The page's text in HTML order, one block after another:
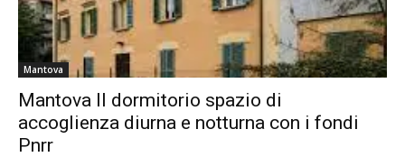
Mantova
Mantova Il dormitorio spazio di
accoglienza diurna e notturna con i fondi
Pnrr